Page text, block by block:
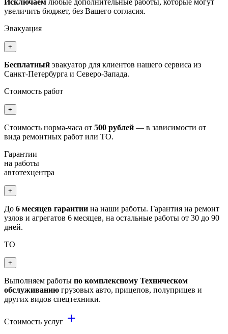
Исключаем любые дополнительные работы, которые могут
увеличить бюджет, без Вашего согласия.
Эвакуация
+
Бесплатный эвакуатор для клиентов нашего сервиса из
Санкт-Петербурга и Северо-Запада.
Стоимость работ
+
Стоимость норма-часа от 500 рублей — в зависимости от
вида ремонтных работ или ТО.
Гарантии
на работы
автотехцентра
+
До 6 месяцев гарантии на наши работы. Гарантия на ремонт
узлов и агрегатов 6 месяцев, на остальные работы от 30 до 90
дней.
ТО
+
Выполняем работы по комплексному Техническом
обслуживанию грузовых авто, прицепов, полуприцев и
других видов спецтехники.
Стоимость услуг add